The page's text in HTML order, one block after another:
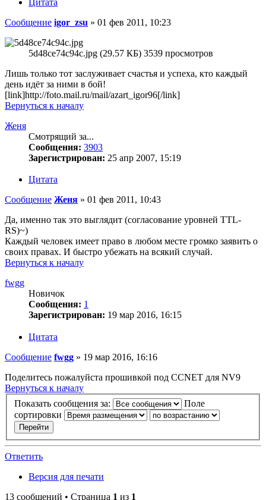
Сообщение igor_zsu » 01 фев 2011, 10:23
5d48ce74c94c.jpg (29.57 КБ) 3539 просмотров
Лишь только тот заслуживает счастья и успеха, кто каждый
день идёт за ними в бой!
[link]http://foto.mail.ru/mail/azart_igor96[/link]
Вернуться к началу
Женя
Смотрящий за...
Сообщения: 3903
Зарегистрирован: 25 апр 2007, 15:19
Цитата
Сообщение Женя » 01 фев 2011, 10:43
Да, именно так это выглядит (согласование уровней TTL-
RS)~)
Каждый человек имеет право в любом месте громко заявить о
своих правах. И быстро убежать на всякий случай.
Вернуться к началу
fwgg
Новичок
Сообщения: 1
Зарегистрирован: 19 мар 2016, 16:15
Цитата
Сообщение fwgg » 19 мар 2016, 16:16
Поделитесь пожалуйста прошивкой под CCNET для NV9
Вернуться к началу
Показать сообщения за:
Поле
сортировки
Ответить
Версия для печати
13 сообщений • Страница 1 из 1